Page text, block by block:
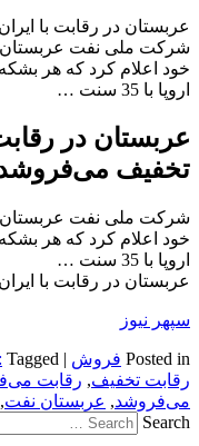
عربستان در رقابت با
شرکت ملی نفت عربستان
خود اعلام کرد که هر
اروپا با 35 سنت …
عربستان در
تخفیف
شرکت ملی نفت عربستان
خود اعلام کرد که هر
اروپا با 35 سنت …
عربستان در رقابت با
سپهر نیوز
Posted in فروش |
Tagged
رقابت تخفیف, رقابت
می‌فروشد, عربستان نفت,
Search